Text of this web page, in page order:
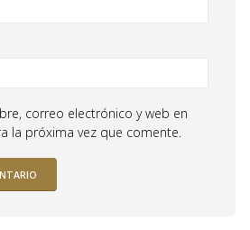
correo electrónico y web en
la próxima vez que comente.